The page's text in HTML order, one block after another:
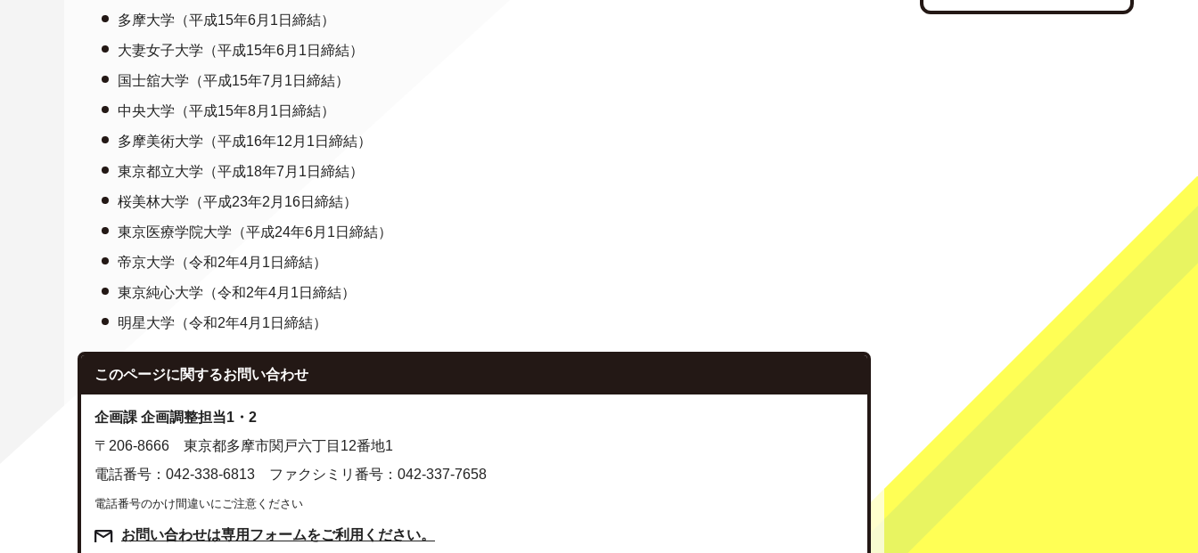
多摩大学（平成15年6月1日締結）
大妻女子大学（平成15年6月1日締結）
国士舘大学（平成15年7月1日締結）
中央大学（平成15年8月1日締結）
多摩美術大学（平成16年12月1日締結）
東京都立大学（平成18年7月1日締結）
桜美林大学（平成23年2月16日締結）
東京医療学院大学（平成24年6月1日締結）
帝京大学（令和2年4月1日締結）
東京純心大学（令和2年4月1日締結）
明星大学（令和2年4月1日締結）
このページに関するお問い合わせ
企画課 企画調整担当1・2
〒206-8666 東京都多摩市関戸六丁目12番地1
電話番号：042-338-6813 ファクシミリ番号：042-337-7658
電話番号のかけ間違いにご注意ください
お問い合わせは専用フォームをご利用ください。